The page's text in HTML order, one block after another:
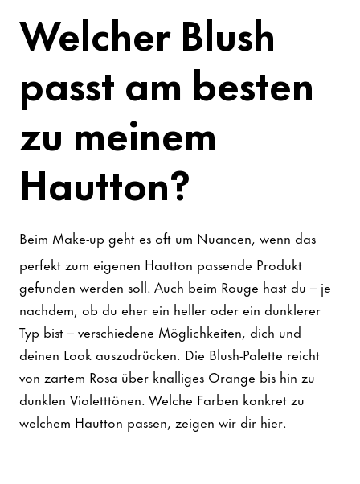
Welcher Blush
passt am besten
zu meinem
Hautton?
Beim Make-up geht es oft um Nuancen, wenn das
perfekt zum eigenen Hautton passende Produkt
gefunden werden soll. Auch beim Rouge hast du – je
nachdem, ob du eher ein heller oder ein dunklerer
Typ bist – verschiedene Möglichkeiten, dich und
deinen Look auszudrücken. Die Blush-Palette reicht
von zartem Rosa über knalliges Orange bis hin zu
dunklen Violetttönen. Welche Farben konkret zu
welchem Hautton passen, zeigen wir dir hier.